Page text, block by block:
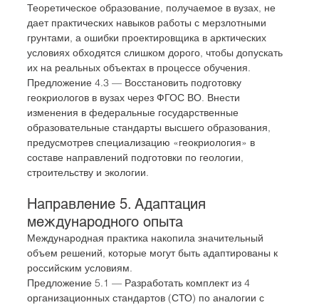
Теоретическое образование, получаемое в вузах, не
дает практических навыков работы с мерзлотными
грунтами, а ошибки проектировщика в арктических
условиях обходятся слишком дорого, чтобы допускать
их на реальных объектах в процессе обучения.
Предложение 4.3 — Восстановить подготовку
геокриологов в вузах через ФГОС ВО. Внести
изменения в федеральные государственные
образовательные стандарты высшего образования,
предусмотрев специализацию «геокриология» в
составе направлений подготовки по геологии,
строительству и экологии.
Направление 5. Адаптация
международного опыта
Международная практика накопила значительный
объем решений, которые могут быть адаптированы к
российским условиям.
Предложение 5.1 — Разработать комплект из 4
организационных стандартов (СТО) по аналогии с